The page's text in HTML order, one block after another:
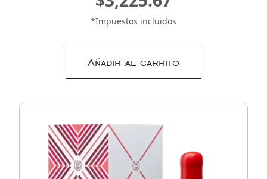
*Impuestos incluidos
Añadir al carrito